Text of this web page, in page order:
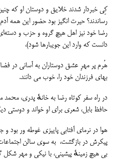
کِی خبردار شدند خلایق و دوستان او که
رساندند؟ حیرت انگیز بود حضور این همه
رضا خود نیز اهل هیچ گروه و حزب و دسته‌ای
دانست که وارد این جویبارها شود)،
هُرم پر مهرِ عشق دوستاران به آسانی در
بهای فرزندان خود را، خوب می دانند.
در راه سفر کوتاه رضا به خانهٔ پدری،
حافظ بابل، شعری برای او خواند و دوستی
هوا در نرمای آفتابی پاییزی غوطه ور بود و
پیکرش در بازگشت، به سوی سالن اجتماعات
بی هیچ زمینهٔ پیشینی، با نیکی و مهر شکل